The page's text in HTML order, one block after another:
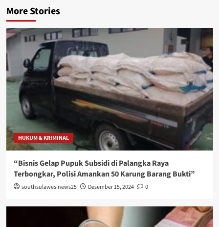
More Stories
HUKUM & KRIMINAL
“Bisnis Gelap Pupuk Subsidi di Palangka Raya
Terbongkar, Polisi Amankan 50 Karung Barang Bukti”
southsulawesinews25 Desember 15, 2024 0